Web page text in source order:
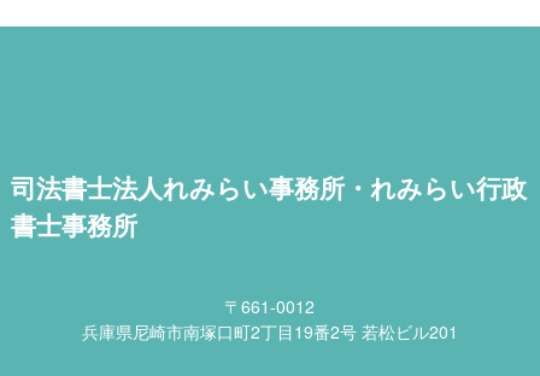
司法書士法人れみらい事務所・れみらい行政
書士事務所
〒661-0012
兵庫県尼崎市南塚口町2丁目19番2号 若松ビル201